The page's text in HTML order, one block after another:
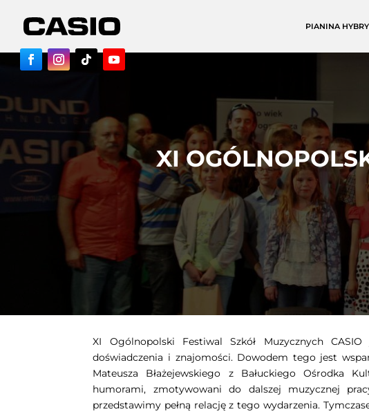
PIANINA
XI
XI Ogólnopolski Festiwal Szkół Muzycznych
doświadczenia i znajomości. Dowodem tego jest
Mateusza Błażejewskiego z Bałuckiego Ośrodka
humorami, zmotywowani do dalszej muzycznej
przedstawimy pełną relację z tego wydarzenia.